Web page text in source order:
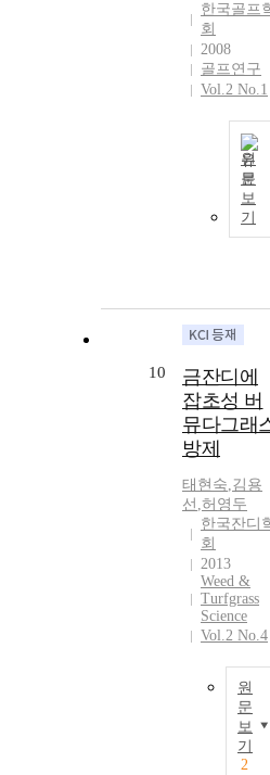
한국골프
회
2008
골프연구
Vol.2 No.1
원
문
보
기
10
금잔디에
잡초성 버
뮤다그래
방제
태현숙,김용
선 ,허영두
한국잔디
회
2013
Weed &
Turfgrass
Science
Vol.2 No.4
원
문
보
기
2